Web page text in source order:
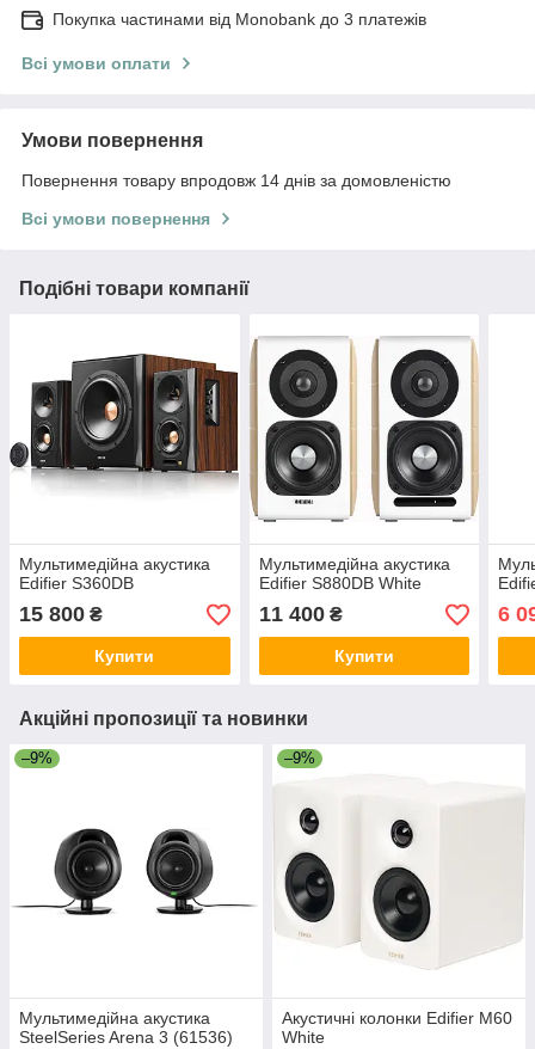
Покупка частинами від Monobank до 3 платежів
Всі умови оплати
Умови повернення
Повернення товару впродовж 14 днів за домовленістю
Всі умови повернення
Подібні товари компанії
Мультимедійна акустика
Edifier S360DB
15 800 ₴
Купити
Мультимедійна акустика
Edifier S880DB White
11 400₴
Купити
6
Акційні пропозиції та новинки
–9%
Мультимедійна акустика
SteelSeries Arena 3 (61536)
–9%
Акустичні колонки Edifier M60
White